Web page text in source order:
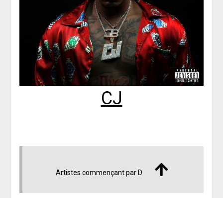
CJ
Artistes commençant par D